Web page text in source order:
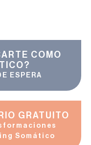
COMO
ESPERA
GRATUITO
Somático